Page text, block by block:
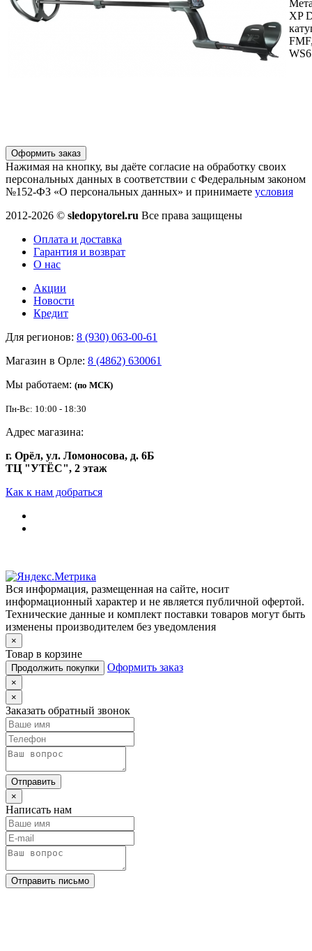
XP
WS6
Оформить заказ
Нажимая на кнопку, вы даёте согласие на обработку своих
персональных данных в соответствии с Федеральным законом
№152-ФЗ «О персональных данных» и принимаете условия
2012-2026 © sledopytorel.ru Все права защищены
Оплата и доставка
Гарантия и возврат
О нас
Акции
Новости
Кредит
Для регионов: 8 (930) 063-00-61
Магазин в Орле: 8 (4862) 630061
Мы работаем: (по МСК)
Пн-Вс: 10:00 - 18:30
Адрес магазина:
г. Орёл, ул. Ломоносова, д. 6Б
ТЦ "УТЁС", 2 этаж
Как к нам добраться
Вся информация, размещенная на сайте, носит
информационный характер и не является публичной офертой.
Технические данные и комплект поставки товаров могут быть
изменены производителем без уведомления
×
Товар в корзине
Продолжить покупки Оформить заказ
×
×
Заказать обратный звонок
Отправить
×
Написать нам
Отправить письмо